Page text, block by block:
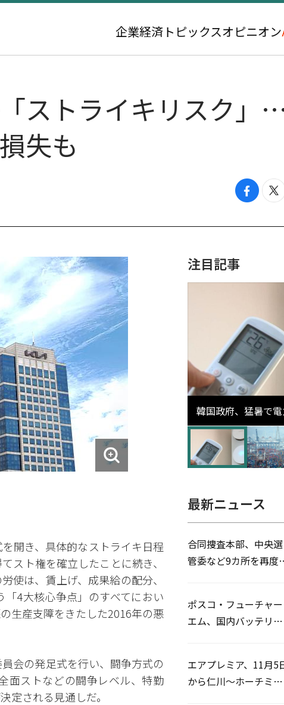
企業経済 トピックスオピニオン
ストライキリスク」
失も
開き、具体的なストライキ日程
スト権を確立したことに続き、
使は、賃上げ、成果給の配分、
4大核心争点」のすべてにおい
生産支障をきたした2016年の悪
会の発足式を行い、闘争方式の
面ストなどの闘争レベル、特勤
定される見通しだ。
注目記事
韓国政府、猛暑で
高更新の可能性に
検
最新ニュース
合同捜査本部、中央選
管委など9カ所を再度
ポスコ・フューチャー
エム、国内バッテリー
エアプレミア、11月5
から仁川〜ホーチミン